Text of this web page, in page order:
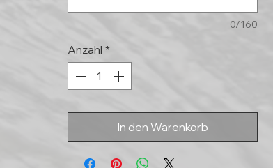
0/160
Anzahl *
In den Warenkorb